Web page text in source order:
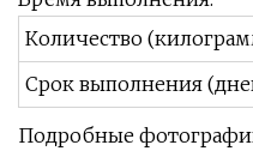
Количество
Срок выполнения
Подробные